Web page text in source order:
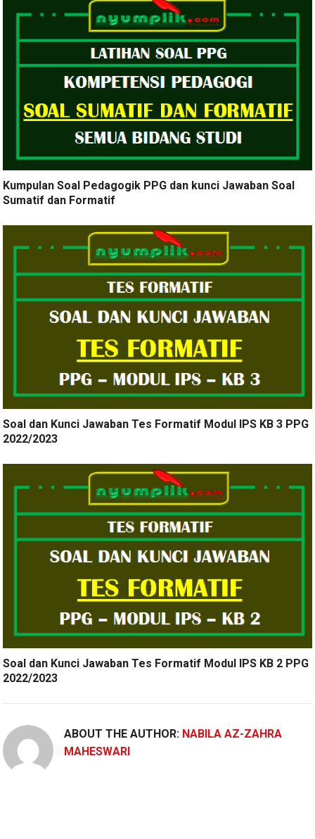
Kumpulan Soal Pedagogik PPG dan kunci Jawaban Soal
Sumatif dan Formatif
Soal dan Kunci Jawaban Tes Formatif Modul IPS KB 3 PPG
2022/2023
Soal dan Kunci Jawaban Tes Formatif Modul IPS KB 2 PPG
2022/2023
ABOUT THE AUTHOR: NABILA AZ-ZAHRA
MAHESWARI